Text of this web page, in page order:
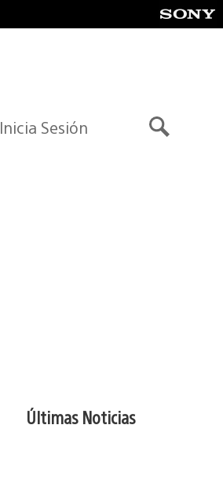
Inicia Sesión
Últimas Noticias